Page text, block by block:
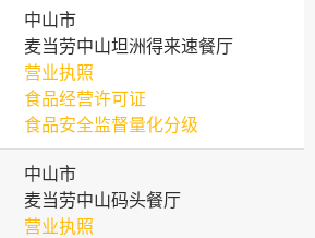
中山市
麦当劳中山坦洲得来速餐厅
营业执照
食品经营许可证
食品安全监督量化分级
中山市
麦当劳中山码头餐厅
营业执照